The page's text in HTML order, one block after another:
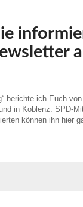
berichte ich Euch
in Koblenz. SPD-
können ihn hier